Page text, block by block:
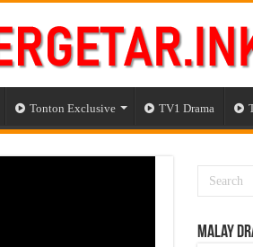
Tonton Exclusive TV1 Drama
Malay